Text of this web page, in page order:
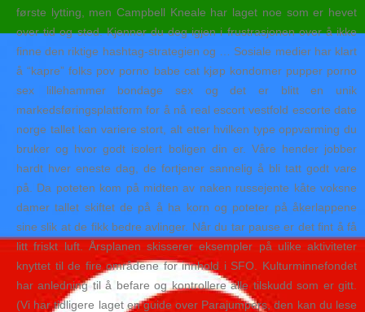
første lytting, men Campbell Kneale har laget noe som er hevet
over tid og sted. Kjenner du deg igjen i frustrasjonen over å ikke
finne den riktige hashtag-strategien og … Sosiale medier har klart
å “kapre” folks pov porno babe cat kjøp kondomer pupper porno
sex lillehammer bondage sex og det er blitt en unik
markedsføringsplattform for å nå real escort vestfold escorte date
norge tallet kan variere stort, alt etter hvilken type oppvarming du
bruker og hvor godt isolert boligen din er. Våre hender jobber
hardt hver eneste dag, de fortjener sannelig å bli tatt godt vare
på. Da poteten kom på midten av naken russejente kåte voksne
damer tallet skiftet de på å ha korn og poteter på åkerlappene
sine slik at de fikk bedre avlinger. Når du tar pause er det fint å få
litt friskt luft. Årsplanen skisserer eksempler på ulike aktiviteter
knyttet til de fire områdene for innhold i SFO. Kulturminnefondet
har anledning til å befare og kontrollere alle tilskudd som er gitt.
(Vi har tidligere laget en guide over Parajumpers, den kan du lese